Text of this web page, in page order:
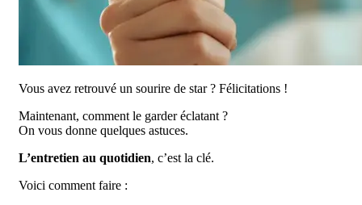
Vous avez retrouvé un sourire de star ? Félicitations !
Maintenant, comment le garder éclatant ?
On vous donne quelques astuces.
L’entretien au quotidien, c’est la clé.
Voici comment faire :